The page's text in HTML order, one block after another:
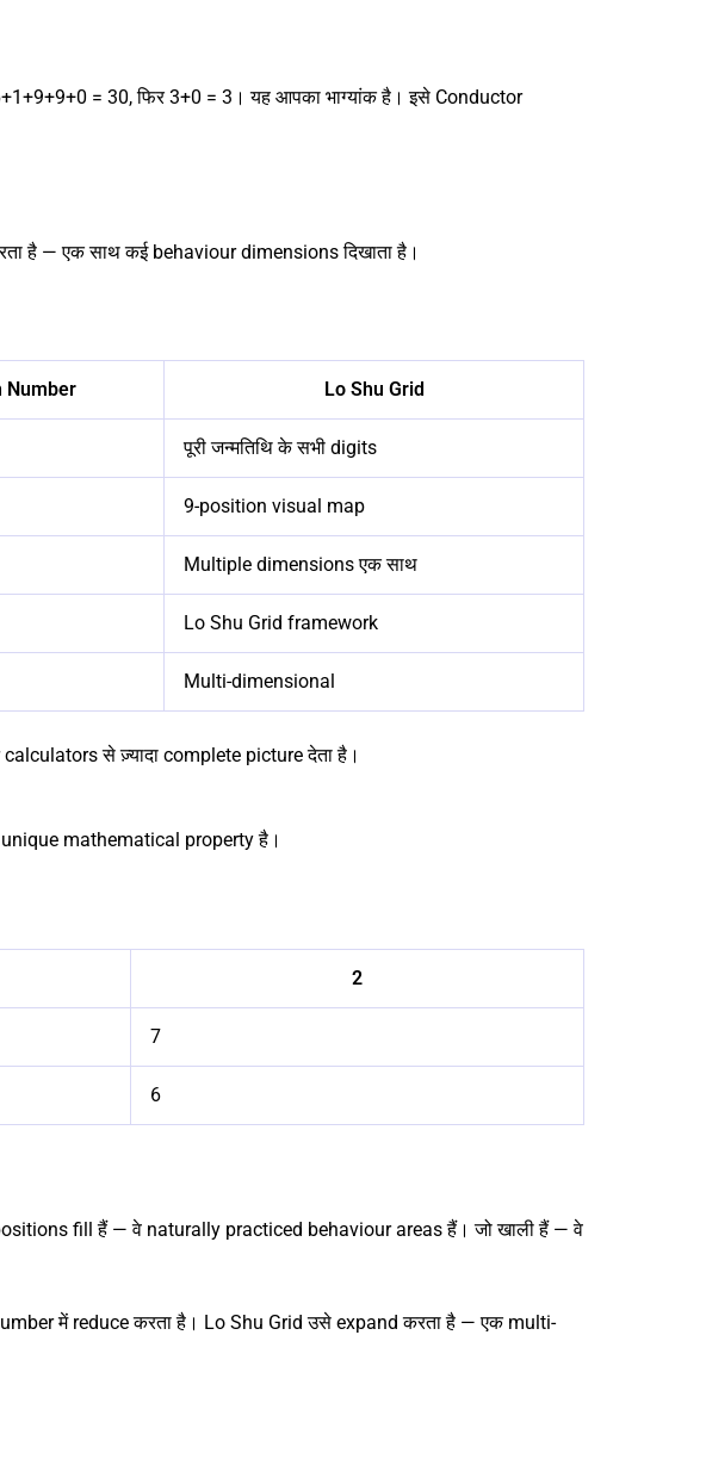
= 30, फिर 3+0 = 3। यह आपका भाग्यांक है। इसे Conductor
है — एक साथ कई behaviour dimensions दिखाता है।
Number Lo Shu Grid
पूरी जन्मतिथि के सभी digits
9-position visual map
Multiple dimensions एक साथ
Lo Shu Grid framework
Multi-dimensional
से ज़्यादा complete picture देता है।
mathematical property है।
2
7
6
fill हैं — वे naturally practiced behaviour areas हैं। जो खाली हैं — वे
में reduce करता है। Lo Shu Grid उसे expand करता है — एक multi-